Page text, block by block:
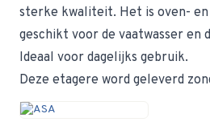
sterke kwaliteit. Het is oven-
geschikt voor de vaatwasser en
Ideaal voor dagelijks gebruik.
Deze etagere word geleverd